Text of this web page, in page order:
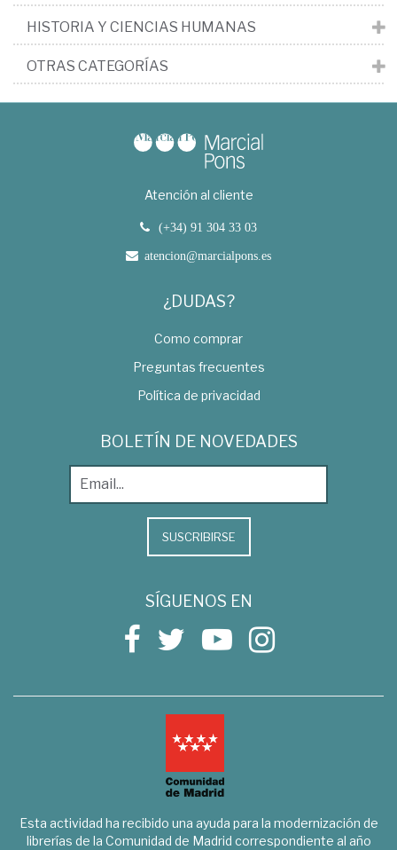
HISTORIA Y CIENCIAS HUMANAS
OTRAS CATEGORÍAS
Atención al cliente
(+34) 91 304 33 03
atencion@marcialpons.es
¿DUDAS?
Como comprar
Preguntas frecuentes
Política de privacidad
BOLETÍN DE NOVEDADES
SUSCRIBIRSE
SÍGUENOS EN
Esta actividad ha recibido una ayuda para la modernización de
librerías de la Comunidad de Madrid correspondiente al año